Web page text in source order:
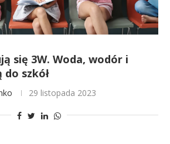
się 3W. Woda, wodór i
szkół
29 listopada 2023